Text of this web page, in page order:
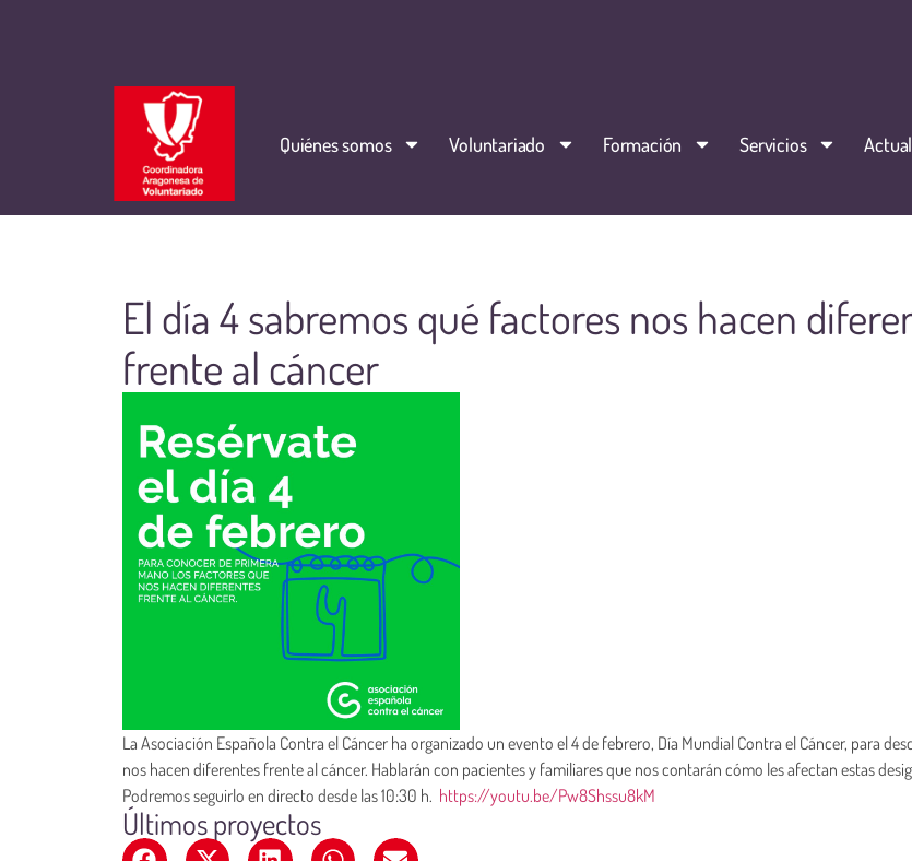
Quiénes somos Voluntariado Formación Servicios
El día 4 sabremos qué factores nos hacen
frente al cáncer
La Asociación Española Contra el Cáncer ha organizado un evento el 4 de febrero, Día Mundial Contra el Cáncer, para
nos hacen diferentes frente al cáncer. Hablarán con pacientes y familiares que nos contarán cómo les afectan estas
Podremos seguirlo en directo desde las 10:30 h. https://youtu.be/Pw8Shssu8kM
Últimos proyectos